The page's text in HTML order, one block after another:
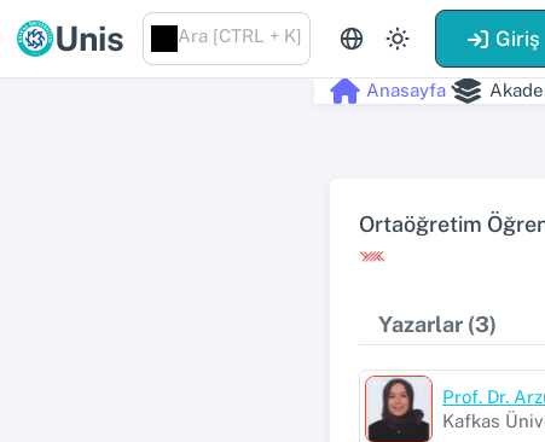
Unis Ara [CTRL + K] Giriş
Anasayfa
Ortaöğretim
Yazarlar (3)
Prof. Dr.
Kafkas